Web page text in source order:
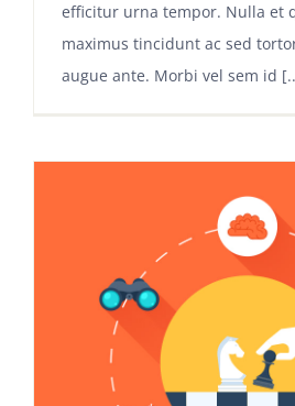
efficitur urna tempor. Nulla et
maximus tincidunt ac sed
augue ante. Morbi vel sem id